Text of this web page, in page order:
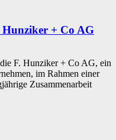
+ Co AG
F. Hunziker + Co AG, ein
im Rahmen einer
Zusammenarbeit